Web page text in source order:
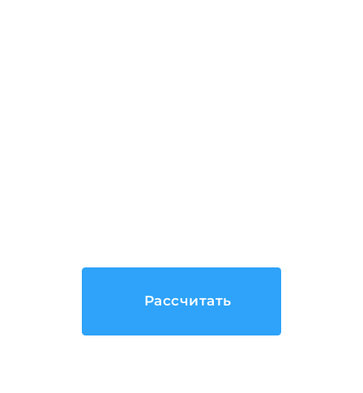
Рассчитать